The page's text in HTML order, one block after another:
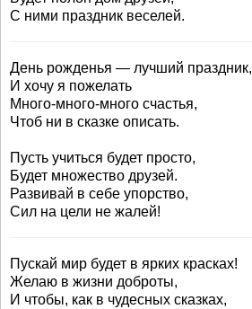
С ними праздник веселей.
День рожденья — лучший праздник,
И хочу я пожелать
Много-много-много счастья,
Чтоб ни в сказке описать.
Пусть учиться будет просто,
Будет множество друзей.
Развивай в себе упорство,
Сил на цели не жалей!
Пускай мир будет в ярких красках!
Желаю в жизни доброты,
И чтобы, как в чудесных сказках,